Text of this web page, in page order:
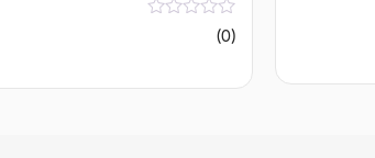
אין
ביקורות
(0)